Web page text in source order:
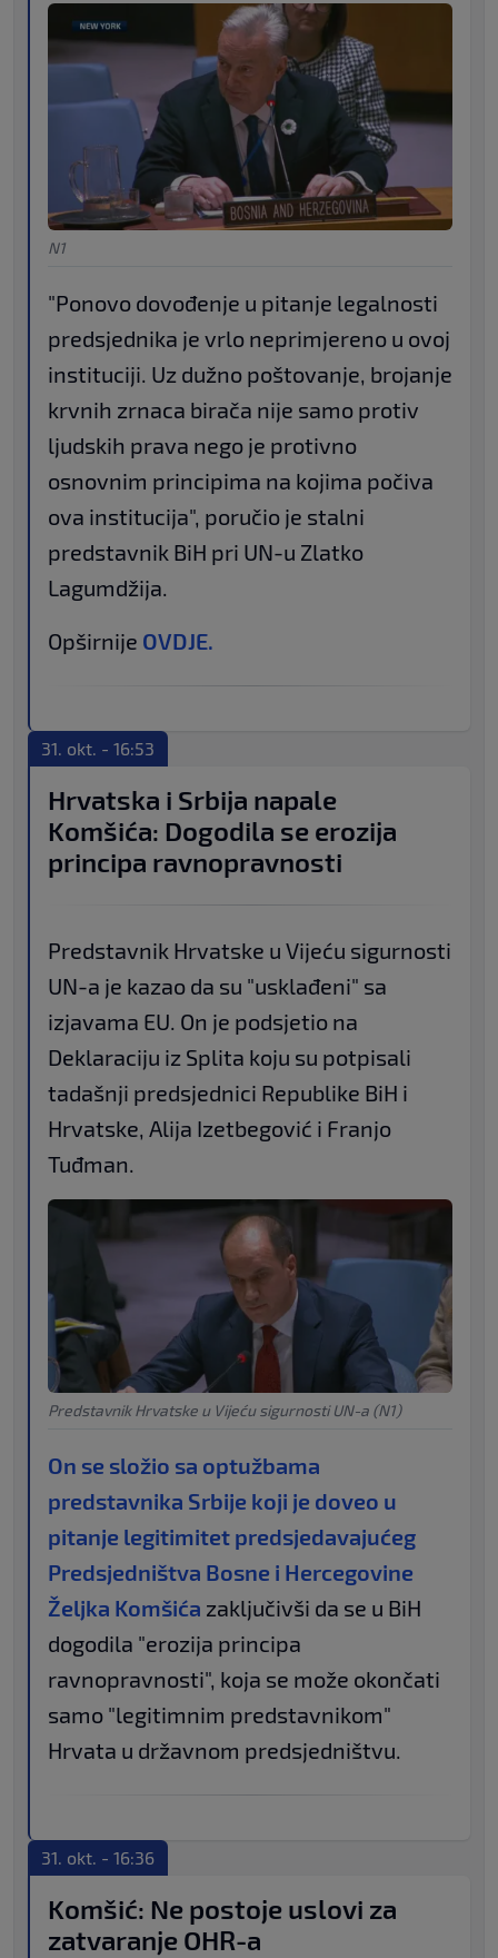
N1
"Ponovo dovođenje u pitanje legalnosti
predsjednika je vrlo neprimjereno u ovoj
instituciji. Uz dužno poštovanje, brojanje
krvnih zrnaca birača nije samo protiv
ljudskih prava nego je protivno
osnovnim principima na kojima počiva
ova institucija", poručio je stalni
predstavnik BiH pri UN-u Zlatko
Lagumdžija.
Opširnije OVDJE.
31. okt. - 16:53
Hrvatska i Srbija napale
Komšića: Dogodila se erozija
principa ravnopravnosti
Predstavnik Hrvatske u Vijeću sigurnosti
UN-a je kazao da su "usklađeni" sa
izjavama EU. On je podsjetio na
Deklaraciju iz Splita koju su potpisali
tadašnji predsjednici Republike BiH i
Hrvatske, Alija Izetbegović i Franjo
Tuđman.
Predstavnik Hrvatske u Vijeću sigurnosti UN-a (N1)
On se složio sa optužbama
predstavnika Srbije koji je doveo u
pitanje legitimitet predsjedavajućeg
Predsjedništva Bosne i Hercegovine
Željka Komšića zaključivši da se u BiH
dogodila "erozija principa
ravnopravnosti", koja se može okončati
samo "legitimnim predstavnikom"
Hrvata u državnom predsjedništvu.
31. okt. - 16:36
Komšić: Ne postoje uslovi za
zatvaranje OHR-a